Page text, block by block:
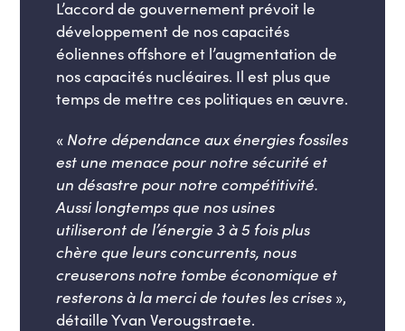
L’accord de gouvernement prévoit le
développement de nos capacités
éoliennes offshore et l’augmentation de
nos capacités nucléaires. Il est plus que
temps de mettre ces politiques en œuvre.
« Notre dépendance aux énergies fossiles
est une menace pour notre sécurité et
un désastre pour notre compétitivité.
Aussi longtemps que nos usines
utiliseront de l’énergie 3 à 5 fois plus
chère que leurs concurrents, nous
creuserons notre tombe économique et
resterons à la merci de toutes les crises »,
détaille Yvan Verougstraete.